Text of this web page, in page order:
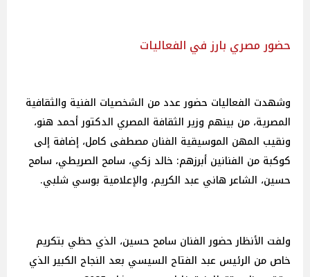
حضور مصري بارز في الفعاليات
وشهدت الفعاليات حضور عدد من الشخصيات الفنية والثقافية
المصرية، من بينهم وزير الثقافة المصري الدكتور أحمد هنو،
ونقيب المهن الموسيقية الفنان مصطفى كامل، إضافة إلى
كوكبة من الفنانين أبرزهم: خالد زكي، سامح الصريطي، سامح
حسين، الشاعر هاني عبد الكريم، والإعلامية بوسي شلبي.
ولفت الأنظار حضور الفنان سامح حسين، الذي حظي بتكريم
خاص من الرئيس عبد الفتاح السيسي بعد النجاح الكبير الذي